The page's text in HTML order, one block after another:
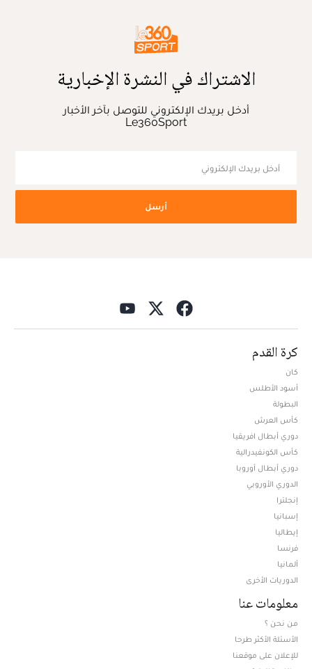
الاشتراك في النشرة الإخبارية
أدخل بريدك الإلكتروني للتوصل بآخر الأخبار
Le360Sport
أرسل
كرة القدم
كان
أسود الأطلس
البطولة
كأس العرش
دوري أبطال افريقيا
كأس الكونفيدرالية
دوري أبطال أوروبا
الدوري الأوروبي
إنجلترا
إسبانيا
إيطاليا
فرنسا
ألمانيا
الدوريات الأخرى
معلومات عنا
من نحن ؟
الأسئلة الأكثر طرحا
للإعلان على موقعنا